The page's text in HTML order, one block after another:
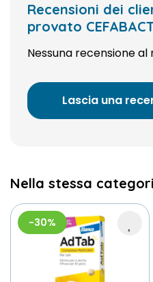
Recensioni dei
provato
Nessuna recensione
Lascia una
Nella stessa
-30%